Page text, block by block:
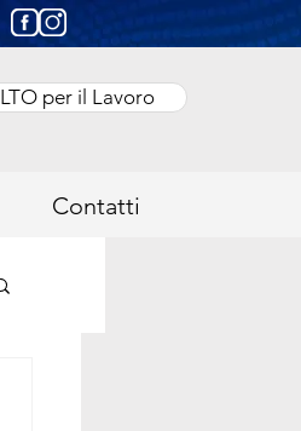
LTO per il Lavoro
Contatti